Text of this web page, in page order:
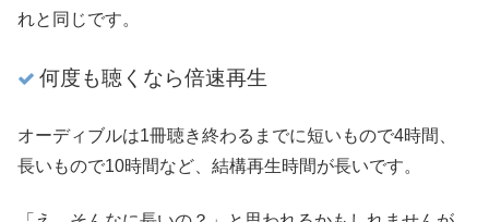
れと同じです。
何度も聴くなら倍速再生
オーディブルは1冊聴き終わるまでに短いもので4時間、
長いもので10時間など、結構再生時間が長いです。